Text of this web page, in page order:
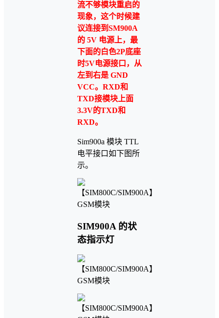
流不够模块重启的
现象，这个时候建
议连接到SM900A
的 5V 电源上， 最
下面的白色2P底座
时5V电源接口，从
左到右是 GND
VCC。 RXD和
TXD接模块上面
3.3V的TXD和
RXD。
Sim900a 模块 TTL
电平接口如下图所
示。
SIM900A 的状
态指示灯